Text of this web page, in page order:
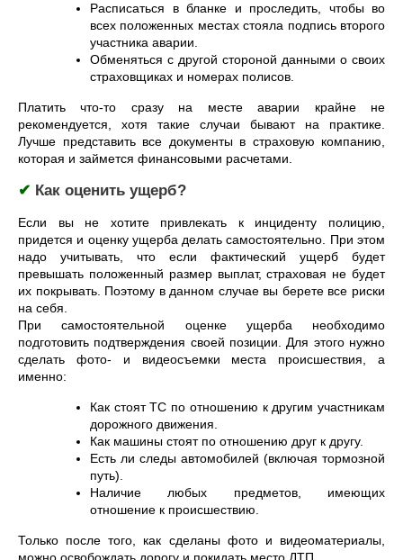
Расписаться в бланке и проследить, чтобы во
всех положенных местах стояла подпись второго
участника аварии.
Обменяться с другой стороной данными о своих
страховщиках и номерах полисов.
Платить что-то сразу на месте аварии крайне не
рекомендуется, хотя такие случаи бывают на практике.
Лучше представить все документы в страховую компанию,
которая и займется финансовыми расчетами.
✔ Как оценить ущерб?
Если вы не хотите привлекать к инциденту полицию,
придется и оценку ущерба делать самостоятельно. При этом
надо учитывать, что если фактический ущерб будет
превышать положенный размер выплат, страховая не будет
их покрывать. Поэтому в данном случае вы берете все риски
на себя.
При самостоятельной оценке ущерба необходимо
подготовить подтверждения своей позиции. Для этого нужно
сделать фото- и видеосъемки места происшествия, а
именно:
Как стоят ТС по отношению к другим участникам
дорожного движения.
Как машины стоят по отношению друг к другу.
Есть ли следы автомобилей (включая тормозной
путь).
Наличие любых предметов, имеющих
отношение к происшествию.
Только после того, как сделаны фото и видеоматериалы,